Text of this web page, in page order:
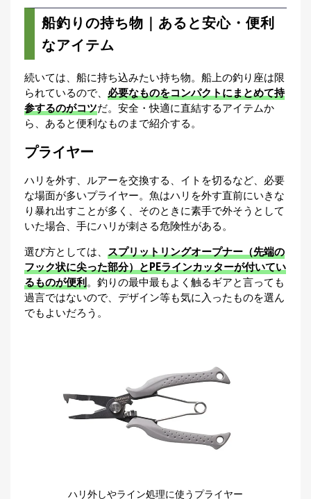
船釣りの持ち物｜あると安心・便利
なアイテム
続いては、船に持ち込みたい持ち物。船上の釣り座は限
られているので、 必要なものをコンパクトにまとめて持
参するのがコツだ。安全・快適に直結するアイテムか
ら、あると便利なものまで紹介する。
プライヤー
ハリを外す、ルアーを交換する、イトを切るなど、必要
な場面が多いプライヤー。魚はハリを外す直前にいきな
り暴れ出すことが多く、そのときに素手で外そうとして
いた場合、手にハリが刺さる危険性がある。
選び方としては、 スプリットリングオープナー（先端の
フック状に尖った部分）とPEラインカッターが付いてい
るものが便利。釣りの最中最もよく触るギアと言っても
過言ではないので、デザイン等も気に入ったものを選ん
でもよいだろう。
ハリ外しやライン処理に使うプライヤー